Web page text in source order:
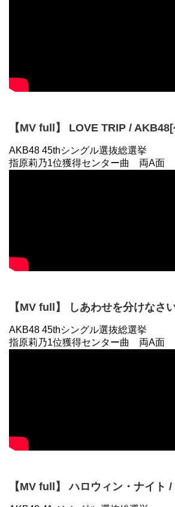
【MV full】 LOVE TRIP /
AKB48 45thシングル選抜総選挙
指原莉乃1位獲得センター曲 両A面
【MV full】 しあわせを分けなさ
AKB48 45thシングル選抜総選挙
指原莉乃1位獲得センター曲 両A面
【MV full】 ハロウィン・ナイト